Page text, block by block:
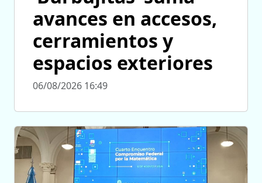
avances en accesos,
cerramientos y
espacios exteriores
06/08/2026 16:49